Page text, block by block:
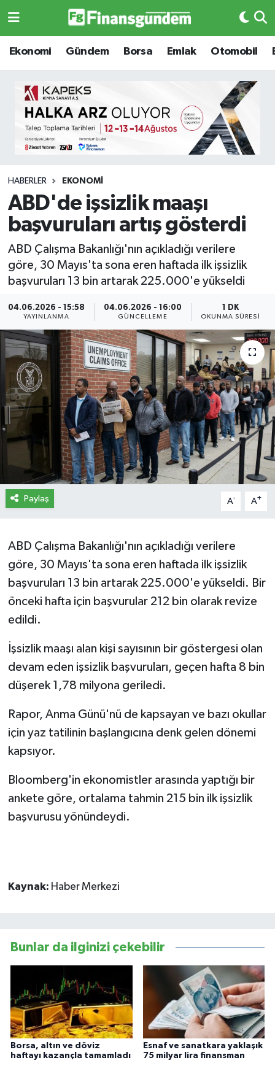
Ekonomi Gündem Borsa Emlak Otomobil
HABERLER EKONOMI
ABD'de işsizlik maaşı
başvuruları artış gösterdi
ABD Çalışma Bakanlığı'nın açıkladığı verilere
göre, 30 Mayıs'ta sona eren haftada ilk işsizlik
başvuruları 13 bin artarak 225.000'e yükseldi
04.06.2026 - 15:58
YAYINLANMA
04.06.2026 - 16:00
GÜNCELLEME
1 DK
OKUNMA SÜRESI
Paylaş A- A+
ABD Çalışma Bakanlığı'nın açıkladığı verilere
göre, 30 Mayıs'ta sona eren haftada ilk işsizlik
başvuruları 13 bin artarak 225.000'e yükseldi. Bir
önceki hafta için başvurular 212 bin olarak revize
edildi.
İşsizlik maaşı alan kişi sayısının bir göstergesi olan
devam eden işsizlik başvuruları, geçen hafta 8 bin
düşerek 1,78 milyona geriledi.
Rapor, Anma Günü'nü de kapsayan ve bazı okullar
için yaz tatilinin başlangıcına denk gelen dönemi
kapsıyor.
Bloomberg'in ekonomistler arasında yaptığı bir
ankete göre, ortalama tahmin 215 bin ilk işsizlik
başvurusu yönündeydi.
Kaynak: Haber Merkezi
Bunlar da ilginizi çekebilir
Borsa, altın ve döviz
haftayı kazançla tamamladı
Esnaf ve sanatkara yaklaşık
75 milyar lira finansman
Ekonomi
Borsa
Emlak
Otomobil
Gizlilik Sözleşmesi
Hakkımızda
Künye
Yasal Uyarı
Ekonomi
Borsa
Emlak
Emtia
BITCOIN
Yapay Zeka